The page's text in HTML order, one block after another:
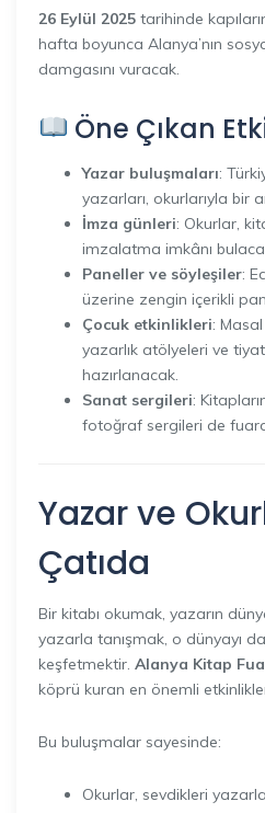
26 Eylül 2025 tarihinde
hafta boyunca Alanya’nın
damgasını vuracak.
Öne Çıkan
Yazar buluşmaları:
yazarları, okurlarıyla bir
İmza günleri: Okurlar,
imzalatma imkânı
Paneller ve söyleşiler:
üzerine zengin içerikli
Çocuk etkinlikleri:
yazarlık atölyeleri ve
hazırlanacak.
Sanat sergileri:
fotoğraf sergileri de
Yazar ve
Çatıda
Bir kitabı okumak, yazarın
yazarla tanışmak, o dünyayı
keşfetmektir. Alanya Kitap
köprü kuran en önemli
Bu buluşmalar sayesinde:
Okurlar, sevdikleri